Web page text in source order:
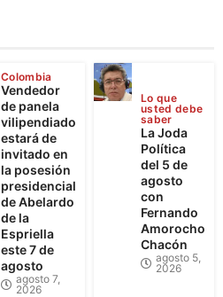
Colombia
Vendedor
de panela
vilipendiado
estará de
invitado en
la posesión
presidencial
de Abelardo
de la
Espriella
este 7 de
agosto
agosto 7,
2026
Lo que
usted debe
saber
La Joda
Política
del 5 de
agosto
con
Fernando
Amorocho
Chacón
agosto 5,
2026